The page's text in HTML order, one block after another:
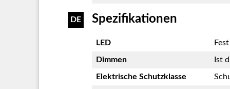
DE Spezifikationen
LED
Dimmen Ist
Elektrische Schutzklasse